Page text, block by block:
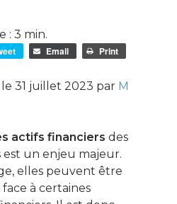
: 3 min.
Email Print
31 juillet 2023 par M
actifs financiers des
est un enjeu majeur.
elles peuvent être
à certaines